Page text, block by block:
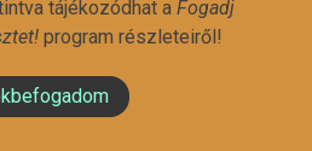
tájékozódhat a Fogadj
program részleteiről!